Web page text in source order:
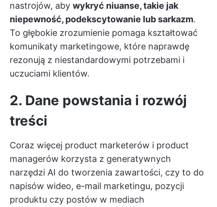
nastrojów, aby wykryć niuanse, takie jak
niepewność, podekscytowanie lub sarkazm.
To głębokie zrozumienie pomaga kształtować
komunikaty marketingowe, które naprawdę
rezonują z niestandardowymi potrzebami i
uczuciami klientów.
2. Dane powstania i rozwój
treści
Coraz więcej product marketerów i product
managerów korzysta z generatywnych
narzędzi AI do tworzenia zawartości, czy to do
napisów wideo, e-mail marketingu, pozycji
produktu czy postów w mediach